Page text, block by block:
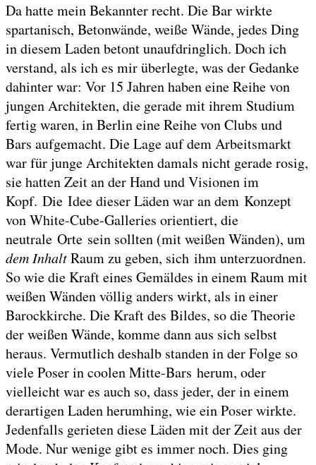
Da hatte mein Bekannter recht. Die Bar wirkte
spartanisch, Betonwände, weiße Wände, jedes Ding
in diesem Laden betont unaufdringlich. Doch ich
verstand, als ich es mir überlegte, was der Gedanke
dahinter war: Vor 15 Jahren haben eine Reihe von
jungen Architekten, die gerade mit ihrem Studium
fertig waren, in Berlin eine Reihe von Clubs und
Bars aufgemacht. Die Lage auf dem Arbeitsmarkt
war für junge Architekten damals nicht gerade rosig,
sie hatten Zeit an der Hand und Visionen im
Kopf. Die Idee dieser Läden war an dem Konzept
von White-Cube-Galleries orientiert, die
neutrale Orte sein sollten (mit weißen Wänden), um
dem InhaltRaum zu geben, sich ihm unterzuordnen.
So wie die Kraft eines Gemäldes in einem Raum mit
weißen Wänden völlig anders wirkt, als in einer
Barockkirche. Die Kraft des Bildes, so die Theorie
der weißen Wände, komme dann aus sich selbst
heraus. Vermutlich deshalb standen in der Folge so
viele Poser in coolen Mitte-Bars herum, oder
vielleicht war es auch so, dass jeder, der in einem
derartigen Laden herumhing, wie ein Poser wirkte.
Jedenfalls gerieten diese Läden mit der Zeit aus der
Mode. Nur wenige gibt es immer noch. Dies ging